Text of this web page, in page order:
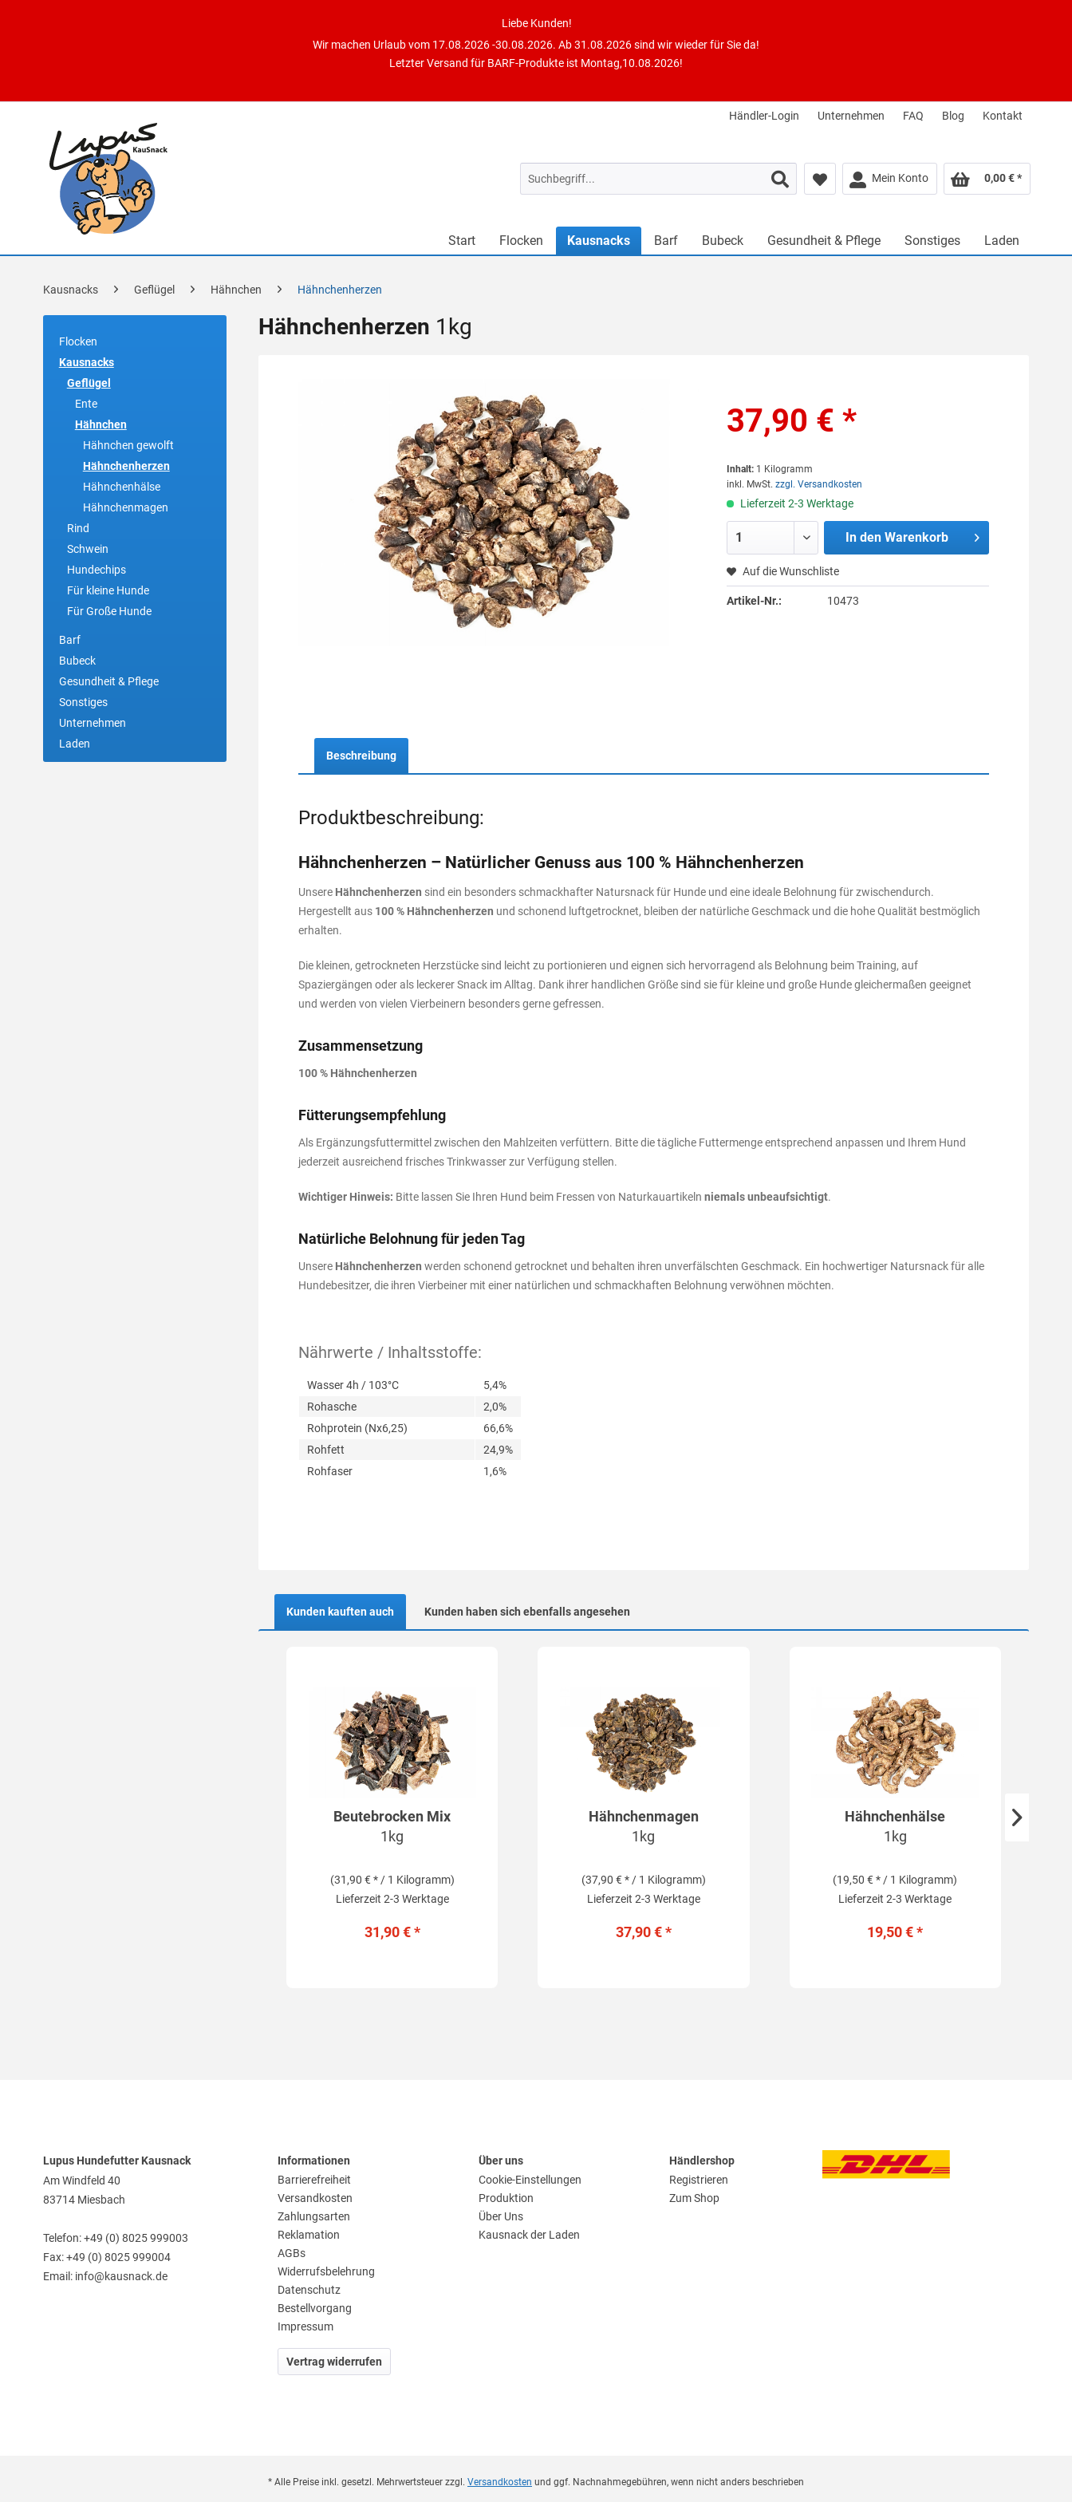
Liebe Kunden!
Wir machen Urlaub vom 17.08.2026 -30.08.2026. Ab 31.08.2026 sind wir wieder für Sie da!
Letzter Versand für BARF-Produkte ist Montag,10.08.2026!
Händler-Login Unternehmen FAQ Blog Kontakt
Mein Konto 0,00 € *
Start Flocken Kausnacks Barf Bubeck Gesundheit & Pflege Sonstiges Laden
Kausnacks Geflügel Hähnchen Hähnchenherzen
Flocken
Kausnacks
Geflügel
Ente
Hähnchen
Hähnchen gewolft
Hähnchenherzen
Hähnchenhälse
Hähnchenmagen
Rind
Schwein
Hundechips
Für kleine Hunde
Für Große Hunde
Barf
Bubeck
Gesundheit & Pflege
Sonstiges
Unternehmen
Laden
Hähnchenherzen 1kg
37,90 € *
Inhalt: 1 Kilogramm
inkl. MwSt. zzgl. Versandkosten
Lieferzeit 2-3 Werktage
In den Warenkorb
Auf die Wunschliste
Artikel-Nr.: 10473
Beschreibung
Produktbeschreibung:
Hähnchenherzen – Natürlicher Genuss aus 100 % Hähnchenherzen
Unsere Hähnchenherzen sind ein besonders schmackhafter Natursnack für Hunde und eine ideale Belohnung für zwischendurch.
Hergestellt aus 100 % Hähnchenherzen und schonend luftgetrocknet, bleiben der natürliche Geschmack und die hohe Qualität bestmöglich
erhalten.
Die kleinen, getrockneten Herzstücke sind leicht zu portionieren und eignen sich hervorragend als Belohnung beim Training, auf
Spaziergängen oder als leckerer Snack im Alltag. Dank ihrer handlichen Größe sind sie für kleine und große Hunde gleichermaßen geeignet
und werden von vielen Vierbeinern besonders gerne gefressen.
Zusammensetzung
100 % Hähnchenherzen
Fütterungsempfehlung
Als Ergänzungsfuttermittel zwischen den Mahlzeiten verfüttern. Bitte die tägliche Futtermenge entsprechend anpassen und Ihrem Hund
jederzeit ausreichend frisches Trinkwasser zur Verfügung stellen.
Wichtiger Hinweis: Bitte lassen Sie Ihren Hund beim Fressen von Naturkauartikeln niemals unbeaufsichtigt.
Natürliche Belohnung für jeden Tag
Unsere Hähnchenherzen werden schonend getrocknet und behalten ihren unverfälschten Geschmack. Ein hochwertiger Natursnack für alle
Hundebesitzer, die ihren Vierbeiner mit einer natürlichen und schmackhaften Belohnung verwöhnen möchten.
Nährwerte / Inhaltsstoffe:
Wasser 4h / 103°C
5,4%
Rohasche
2,0%
Rohprotein (Nx6,25)
66,6%
Rohfett
24,9%
Rohfaser
1,6%
Kunden kauften auch Kunden haben sich ebenfalls angesehen
Beutebrocken Mix
1kg
(31,90 € * / 1 Kilogramm)
Lieferzeit 2-3 Werktage
31,90 € *
Hähnchenmagen
1kg
(37,90 € * / 1 Kilogramm)
Lieferzeit 2-3 Werktage
37,90 € *
Hähnchenhälse
1kg
(19,50 € * / 1 Kilogramm)
Lieferzeit 2-3 Werktage
19,50 € *
Lupus Hundefutter Kausnack
Am Windfeld 40
83714 Miesbach
Telefon: +49 (0) 8025 999003
Fax: +49 (0) 8025 999004
Email: info@kausnack.de
Informationen
Barrierefreiheit
Versandkosten
Zahlungsarten
Reklamation
AGBs
Widerrufsbelehrung
Datenschutz
Bestellvorgang
Impressum
Vertrag widerrufen
Über uns
Cookie-Einstellungen
Produktion
Über Uns
Kausnack der Laden
Händlershop
Registrieren
Zum Shop
* Alle Preise inkl. gesetzl. Mehrwertsteuer zzgl. Versandkosten und ggf. Nachnahmegebühren, wenn nicht anders beschrieben